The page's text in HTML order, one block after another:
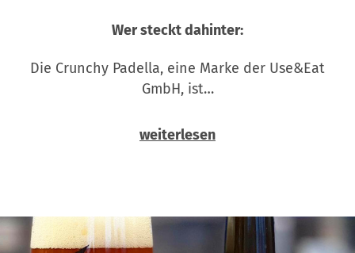
Wer steckt dahinter:
Die Crunchy Padella, eine Marke der Use&Eat
GmbH, ist…
weiterlesen